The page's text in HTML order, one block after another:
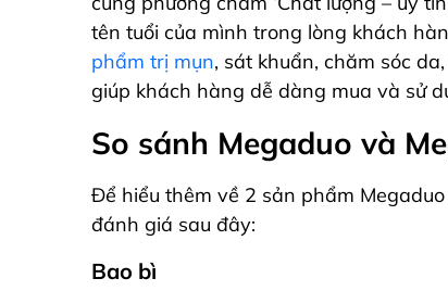
tên tuổi của mình trong lòng khách
phẩm trị mụn, sát khuẩn, chăm sóc
giúp khách hàng dễ dàng mua và sử
So sánh Megaduo và
Để hiểu thêm về 2 sản phẩm
đánh giá sau đây:
Bao bì